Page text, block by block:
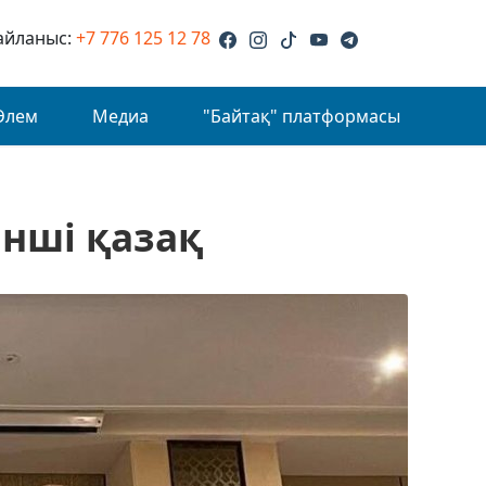
+7 776 125 12 78
Медиа "Байтақ" платформасы
қазақ